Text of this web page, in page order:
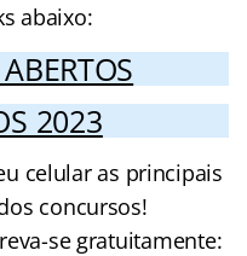
abaixo:
2023
celular as principais
concursos!
se gratuitamente: